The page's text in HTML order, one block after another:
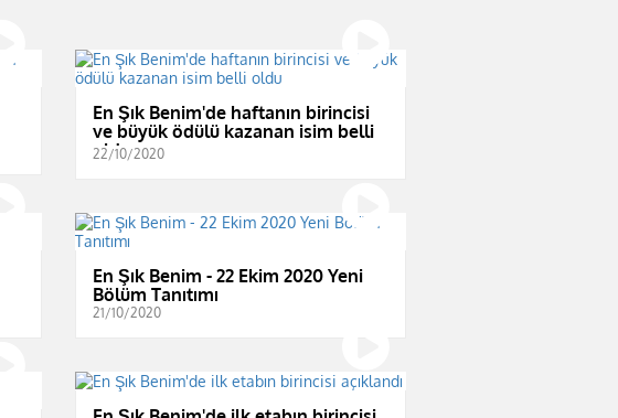
En Şık Benim'de haftanın birincisi
ve büyük ödülü kazanan isim belli
oldu
22/10/2020
En Şık Benim - 22 Ekim 2020 Yeni
Bölüm Tanıtımı
21/10/2020